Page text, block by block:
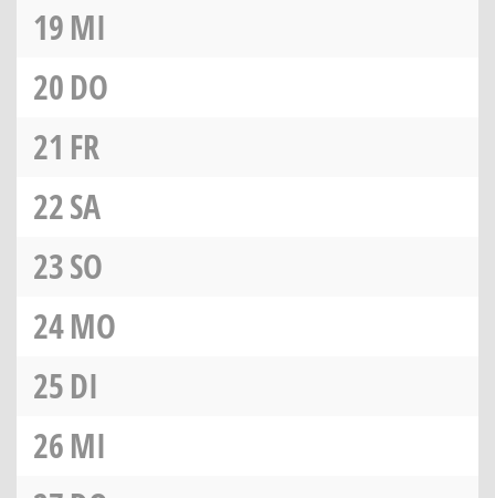
19MI
20DO
21 FR
22SA
23SO
24MO
25DI
26MI